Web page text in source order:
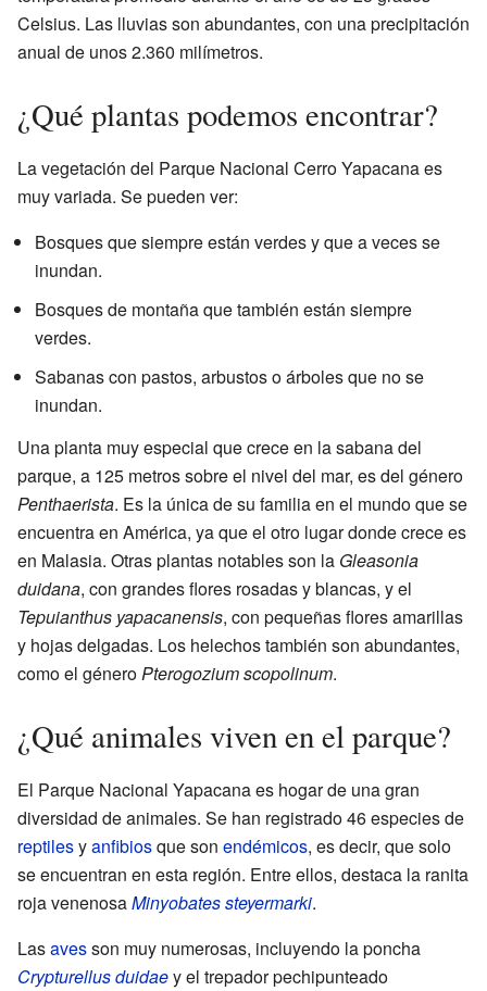
Celsius. Las lluvias son abundantes, con una precipitación
anual de unos 2.360 milímetros.
¿Qué plantas podemos encontrar?
La vegetación del Parque Nacional Cerro Yapacana es
muy variada. Se pueden ver:
Bosques que siempre están verdes y que a veces se
inundan.
Bosques de montaña que también están siempre
verdes.
Sabanas con pastos, arbustos o árboles que no se
inundan.
Una planta muy especial que crece en la sabana del
parque, a 125 metros sobre el nivel del mar, es del género
Penthaerista. Es la única de su familia en el mundo que se
encuentra en América, ya que el otro lugar donde crece es
en Malasia. Otras plantas notables son la Gleasonia
duidana, con grandes flores rosadas y blancas, y el
Tepuianthus yapacanensis, con pequeñas flores amarillas
y hojas delgadas. Los helechos también son abundantes,
como el géneroPterogozium scopolinum.
¿Qué animales viven en el parque?
El Parque Nacional Yapacana es hogar de una gran
diversidad de animales. Se han registrado 46 especies de
reptilesyanfibiosque son endémicos, es decir, que solo
se encuentran en esta región. Entre ellos, destaca la ranita
roja venenosaMinyobates steyermarki.
Lasavesson muy numerosas, incluyendo la poncha
Crypturellus duidaey el trepador pechipunteado